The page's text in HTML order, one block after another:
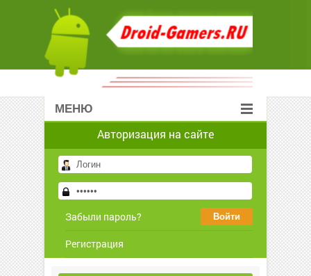
МЕНЮ
Авторизация на сайте
Забыли пароль?
Регистрация